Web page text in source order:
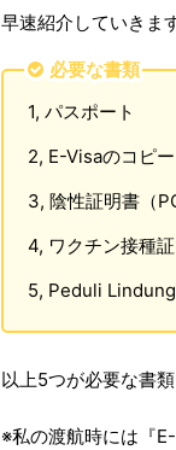
早速紹介していきま
必要な書類
1, パスポート
2, E-Visaのコピー
3, 陰性証明書（
4, ワクチン接種
5, Peduli
以上5つが必要な書
※私の渡航時には『